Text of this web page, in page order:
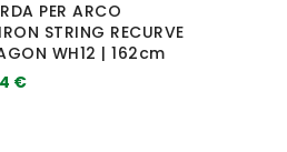
PER ARCO
STRING RECURVE
WH12 | 162cm
€